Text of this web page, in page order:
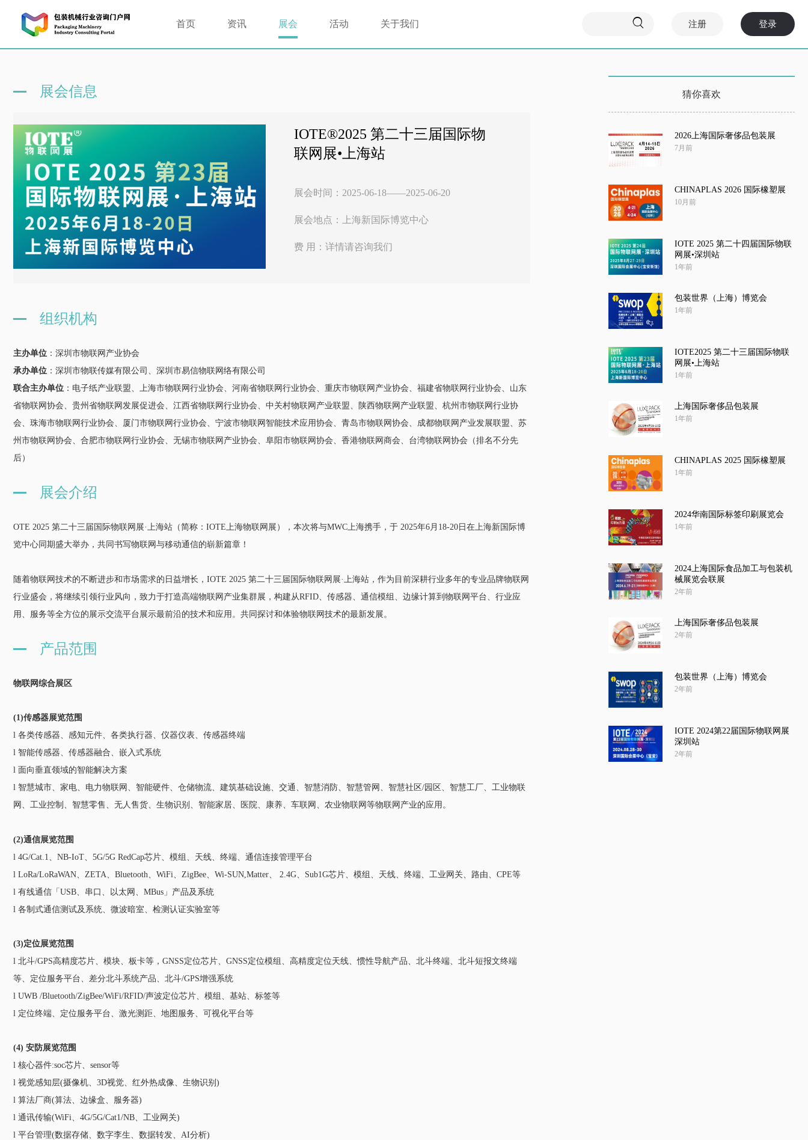
首页 资讯 展会 活动 关于我们  注册 登录
展会信息
IOTE®2025 第二十三届国际物
联网展•上海站
展会时间：2025-06-18——2025-06-20
展会地点：上海新国际博览中心
费 用：详情请咨询我们
组织机构
主办单位 ：深圳市物联网产业协会
承办单位 ：深圳 市物联传媒有限公司、深圳市易信物联网络有限公司
联合主办单位 ：电子纸产业联盟、上海市物联网行业协会、河南省物联网行业协会、重庆市物联网产业协会、福建省物联网行业协会、山东
省物联网协会、贵州省物联网发展促进会、江西省物联网行业协会、中关村物联网产业联盟、陕西物联网产业联盟、杭州市物联网行业协
会、珠海市物联网行业协会、厦门市物联网行业协会、宁波市物联网智能技术应用协会、青岛市物联网协会、成都物联网产业发展联盟、苏
州市物联网协会、合肥市物联网行业协会、无锡市物联网产业协会、阜阳市物联网协会、香港物联网商会、台湾物联网协会（排名不分先
后）
展会介绍
OTE 2025 第二十三届国际物联网展·上海站（简称：IOTE上海物联网展），本次将与MWC上海携手，于 2025年6月18-20日在上海新国际博
览中心同期盛大举办，共同书写物联网与移动通信的崭新篇章！
随着物联网技术的不断进步和市场需求的日益增长，IOTE 2025 第二十三届国际物联网展·上海站，作为目前深耕行业多年的专业品牌物联网
行业盛会，将继续引领行业风向，致力于打造高端物联网产业集群展，构建从RFID、传感器、通信模组、边缘计算到物联网平台、行业应
用、服务等全方位的展示交流平台展示最前沿的技术和应用。共同探讨和体验物联网技术的最新发展。
产品范围
物联网综合展区
(1)传感器展览范围
l 各类传感器、感知元件、各类执行器、仪器仪表、传感器终端
l 智能传感器、传感器融合、嵌入式系统
l 面向垂直领域的智能解决方案
l 智慧城市、家电、电力物联网、智能硬件、仓储物流、建筑基础设施、交通、智慧消防、智慧管网、智慧社区/园区、智慧工厂、工业物联
网、工业控制、智慧零售、无人售货、生物识别、智能家居、医院、康养、车联网、农业物联网等物联网产业的应用。
(2)通信展览范围
l 4G/Cat.1、NB-IoT、5G/5G RedCap芯片、模组、天线、终端、通信连接管理平台
l LoRa/LoRaWAN、ZETA、Bluetooth、WiFi、ZigBee、Wi-SUN,Matter、 2.4G、Sub1G芯片、模组、天线、终端、工业网关、路由、CPE等
l 有线通信「USB、串口、以太网、MBus」产品及系统
l 各制式通信测试及系统、微波暗室、检测认证实验室等
(3)定位展览范围
l 北斗/GPS高精度芯片、模块、板卡等，GNSS定位芯片、GNSS定位模组、高精度定位天线、惯性导航产品、北斗终端、北斗短报文终端
等、定位服务平台、差分北斗系统产品、北斗/GPS增强系统
l UWB /Bluetooth/ZigBee/WiFi/RFID/声波定位芯片、模组、基站、标签等
l 定位终端、定位服务平台、激光测距、地图服务、可视化平台等
(4) 安防展览范围
l 核心器件:soc芯片、sensor等
l 视觉感知层(摄像机、3D视觉、红外热成像、生物识别)
l 算法厂商(算法、边缘盒、服务器)
l 通讯传输(WiFi、4G/5G/Cat1/NB、工业网关)
l 平台管理(数据存储、数字李生、数据转发、AI分析)
猜你喜欢
2026上海国际奢侈品包装展
7月前
CHINAPLAS 2026 国际橡塑展
10月前
IOTE 2025 第二十四届国际物联
网展•深圳站
1年前
包装世界（上海）博览会
1年前
IOTE2025 第二十三届国际物联
网展•上海站
1年前
上海国际奢侈品包装展
1年前
CHINAPLAS 2025 国际橡塑展
1年前
2024华南国际标签印刷展览会
1年前
2024上海国际食品加工与包装机
械展览会联展
2年前
上海国际奢侈品包装展
2年前
包装世界（上海）博览会
2年前
IOTE 2024第22届国际物联网展
深圳站
2年前